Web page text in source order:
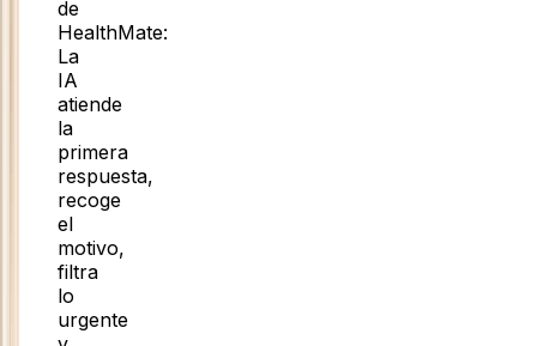
de
HealthMate:
La
IA
atiende
la
primera
respuesta,
recoge
el
motivo,
filtra
lo
urgente